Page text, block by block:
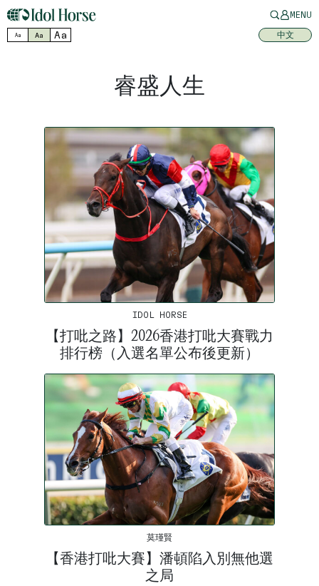
MENU
Aa Aa Aa 中文
睿盛人生
IDOL HORSE
【打吡之路】2026香港打吡大賽戰力
排行榜（入選名單公布後更新）
莫瑾賢
【香港打吡大賽】潘頓陷入別無他選
之局